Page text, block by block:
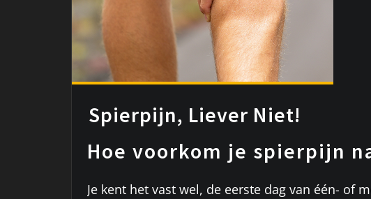
Spierpijn, Liever Niet!
Hoe voorkom je spierpijn
Je kent het vast wel, de eerste dag van één-